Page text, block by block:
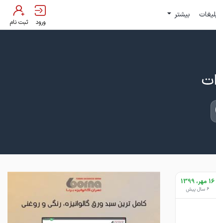
بیشتر
ورود ثبت نام
16 مهر، 1399
6 سال پیش